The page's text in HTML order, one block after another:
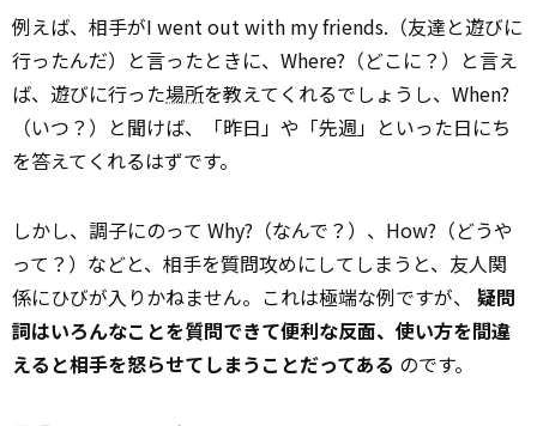
例えば、相手がI went out with my friends.（友達と遊びに
行ったんだ）と言ったときに、Where?（どこに？）と言え
ば、遊びに行った場所を教えてくれるでしょうし、When?
（いつ？）と聞けば、「昨日」や「先週」といった日にち
を答えてくれるはずです。
しかし、調子にのって Why?（なんで？）、How?（どうや
って？）などと、相手を質問攻めにしてしまうと、友人関
係にひびが入りかねません。これは極端な例ですが、 疑問
詞はいろんなことを質問できて便利な反面、使い方を間違
えると相手を怒らせてしまうことだってある のです。